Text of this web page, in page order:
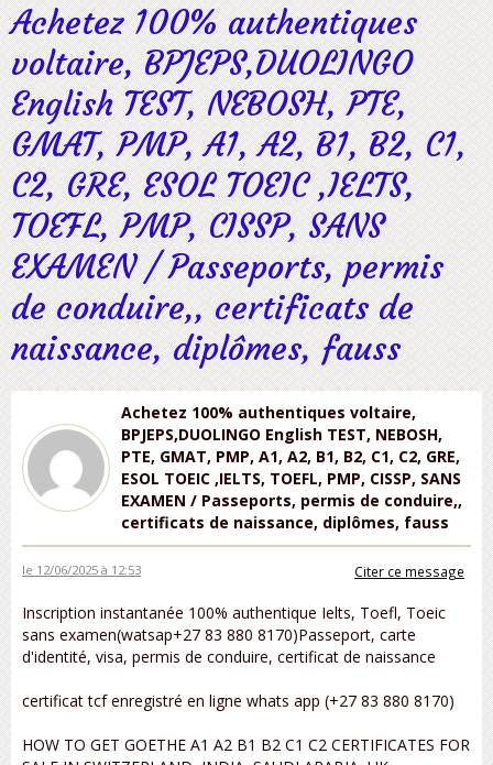
Achetez 100% authentiques
voltaire, BPJEPS,DUOLINGO
English TEST, NEBOSH, PTE,
GMAT, PMP, A1, A2, B1, B2, C1,
C2, GRE, ESOL TOEIC ,IELTS,
TOEFL, PMP, CISSP, SANS
EXAMEN / Passeports, permis
de conduire,, certificats de
naissance, diplômes, fauss
Achetez 100% authentiques voltaire,
BPJEPS,DUOLINGO English TEST, NEBOSH,
PTE, GMAT, PMP, A1, A2, B1, B2, C1, C2, GRE,
ESOL TOEIC ,IELTS, TOEFL, PMP, CISSP, SANS
EXAMEN / Passeports, permis de conduire,,
certificats de naissance, diplômes, fauss
le 12/06/2025 à 12:53 Citer ce message
Inscription instantanée 100% authentique Ielts, Toefl, Toeic
sans examen(watsap+27 83 880 8170)Passeport, carte
d'identité, visa, permis de conduire, certificat de naissance
certificat tcf enregistré en ligne whats app (+27 83 880 8170)
HOW TO GET GOETHE A1 A2 B1 B2 C1 C2 CERTIFICATES FOR